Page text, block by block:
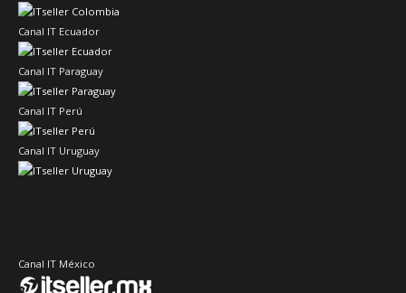
Canal IT Ecuador
Canal IT Paraguay
Canal IT Perú
Canal IT Uruguay
Canal IT México